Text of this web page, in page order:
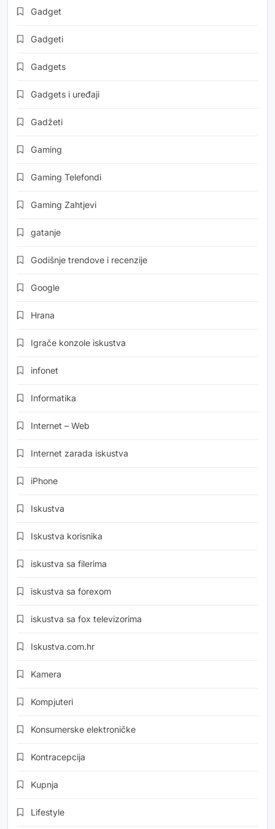
Gadget
Gadgeti
Gadgets
Gadgets i uređaji
Gadžeti
Gaming
Gaming Telefondi
Gaming Zahtjevi
gatanje
Godišnje trendove i recenzije
Google
Hrana
Igrače konzole iskustva
infonet
Informatika
Internet – Web
Internet zarada iskustva
iPhone
Iskustva
Iskustva korisnika
iskustva sa filerima
iskustva sa forexom
iskustva sa fox televizorima
Iskustva.com.hr
Kamera
Kompjuteri
Konsumerske elektroničke
Kontracepcija
Kupnja
Lifestyle